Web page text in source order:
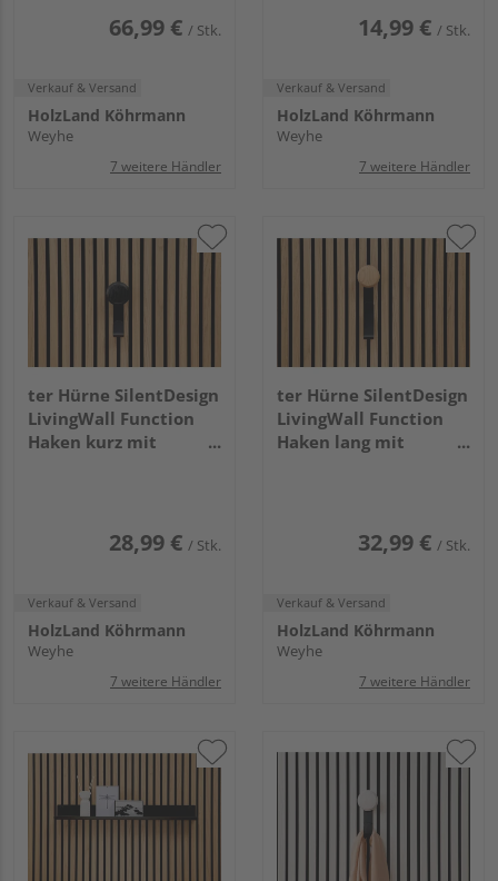
66,99 € / Stk.
Verkauf & Versand
HolzLand Köhrmann
Weyhe
7 weitere Händler
14,99 € / Stk.
Verkauf & Versand
HolzLand Köhrmann
Weyhe
7 weitere Händler
ter Hürne SilentDesign
LivingWall Function
Haken kurz mit
28,99 € / Stk.
Verkauf & Versand
HolzLand Köhrmann
Weyhe
7 weitere Händler
ter Hürne SilentDesign
LivingWall Function
Haken lang mit
32,99 € / Stk.
Verkauf & Versand
HolzLand Köhrmann
Weyhe
7 weitere Händler